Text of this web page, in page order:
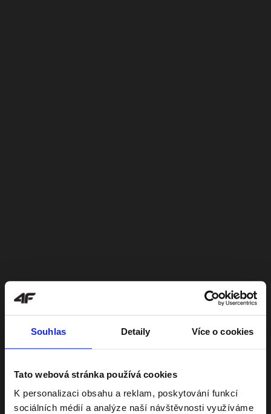
Souhlas Detaily Více o cookies
Tato webová stránka používá cookies
K personalizaci obsahu a reklam, poskytování funkcí
sociálních médií a analýze naší návštěvnosti využíváme